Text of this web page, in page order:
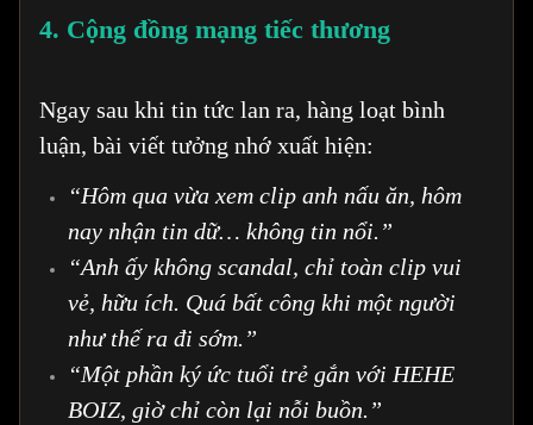
4. Cộng đồng mạng tiếc thương
Ngay sau khi tin tức lan ra, hàng loạt bình
luận, bài viết tưởng nhớ xuất hiện:
“Hôm qua vừa xem clip anh nấu ăn, hôm
nay nhận tin dữ… không tin nổi.”
“Anh ấy không scandal, chỉ toàn clip vui
vẻ, hữu ích. Quá bất công khi một người
như thế ra đi sớm.”
“Một phần ký ức tuổi trẻ gắn với HEHE
BOIZ, giờ chỉ còn lại nỗi buồn.”